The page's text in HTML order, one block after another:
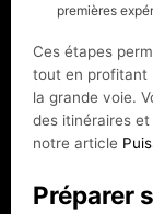
premières
Ces étapes
tout en profitant
la grande voie.
des itinéraires
notre article
Préparer